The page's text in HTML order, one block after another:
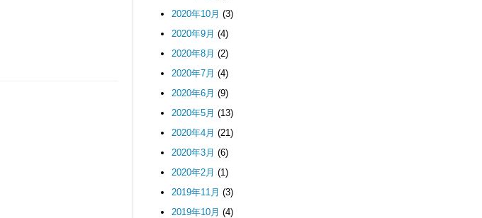
2020年10月 (3)
2020年9月 (4)
2020年8月 (2)
2020年7月 (4)
2020年6月 (9)
2020年5月 (13)
2020年4月 (21)
2020年3月 (6)
2020年2月 (1)
2019年11月 (3)
2019年10月 (4)